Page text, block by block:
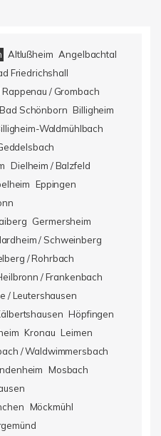
Altlußheim Angelbachtal
Friedrichshall
Rappenau / Grombach
Bad Schönborn Billigheim
Waldmühlbach
Dielheim / Balzfeld
Eppingen
Germersheim
/ Schweinberg
/ Rohrbach
/ Frankenbach
/ Leutershausen
Höpfingen
Kronau Leimen
/ Waldwimmersbach
Mosbach
Möckmühl